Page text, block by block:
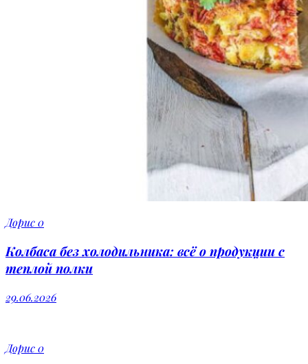
Дорис0
Колбаса без холодильника: всё о продукции с
теплой полки
29.06.2026
Дорис0